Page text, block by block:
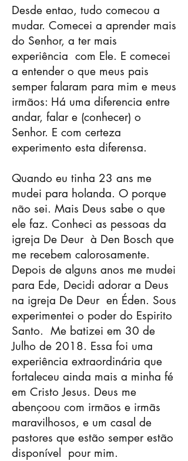
Desde entao, tudo comecou a
mudar. Comecei a aprender mais
do Senhor, a ter mais
experiência com Ele. E comecei
a entender o que meus pais
semper falaram para mim e meus
irmãos: Há uma diferencia entre
andar, falar e (conhecer) o
Senhor. E com certeza
experimento esta diferensa.
Quando eu tinha 23 ans me
mudei para holanda. O porque
não sei. Mais Deus sabe o que
ele faz. Conheci as pessoas da
igreja De Deur à Den Bosch que
me recebem calorosamente.
Depois de alguns anos me mudei
para Ede, Decidi adorar a Deus
na igreja De Deur en Éden. Sous
experimentei o poder do Espirito
Santo. Me batizei em 30 de
Julho de 2018. Essa foi uma
experiência extraordinária que
fortaleceu ainda mais a minha fé
em Cristo Jesus. Deus me
abençoou com irmãos e irmãs
maravilhosos, e um casal de
pastores que estão semper estão
disponível pour mim.